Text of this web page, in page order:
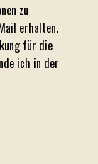
zu
erhalten.
für die
ich in der